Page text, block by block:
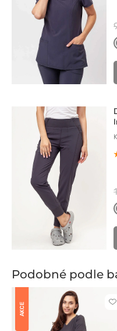
Podobné podle
AKCE